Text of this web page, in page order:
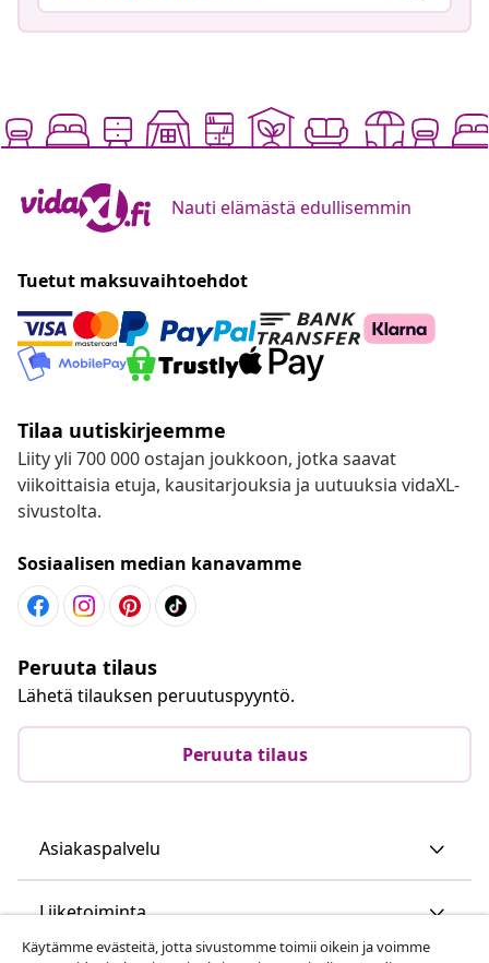
Nauti elämästä edullisemmin
Tuetut maksuvaihtoehdot
Tilaa uutiskirjeemme
Liity yli 700 000 ostajan joukkoon, jotka saavat
viikoittaisia etuja, kausitarjouksia ja uutuuksia vidaXL-
sivustolta.
Sosiaalisen median kanavamme
Peruuta tilaus
Lähetä tilauksen peruutuspyyntö.
Peruuta tilaus
Asiakaspalvelu
Liiketoiminta
Käytämme evästeitä, jotta sivustomme toimii oikein ja voimme